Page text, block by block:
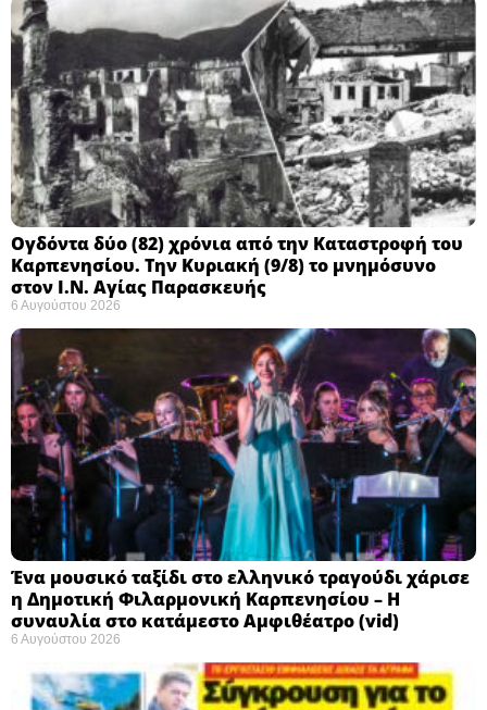
Ογδόντα δύο (82) χρόνια από την Καταστροφή του
Καρπενησίου. Την Κυριακή (9/8) το μνημόσυνο
στον Ι.Ν. Αγίας Παρασκευής
6 Αυγούστου 2026
Ένα μουσικό ταξίδι στο ελληνικό τραγούδι χάρισε
η Δημοτική Φιλαρμονική Καρπενησίου – Η
συναυλία στο κατάμεστο Αμφιθέατρο (vid)
6 Αυγούστου 2026